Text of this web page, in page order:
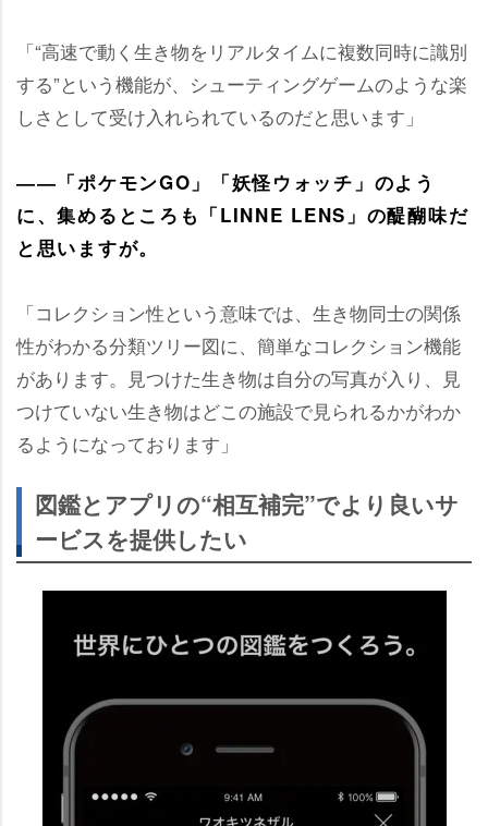
「“高速で動く生き物をリアルタイムに複数同時に識別
する”という機能が、シューティングゲームのような楽
しさとして受け入れられているのだと思います」
――「ポケモンGO」「妖怪ウォッチ」のよう
に、集めるところも「LINNE LENS」の醍醐味だ
と思いますが。
「コレクション性という意味では、生き物同士の関係
性がわかる分類ツリー図に、簡単なコレクション機能
があります。見つけた生き物は自分の写真が入り、見
つけていない生き物はどこの施設で見られるかがわか
るようになっております」
図鑑とアプリの“相互補完”でより良いサ
ービスを提供したい